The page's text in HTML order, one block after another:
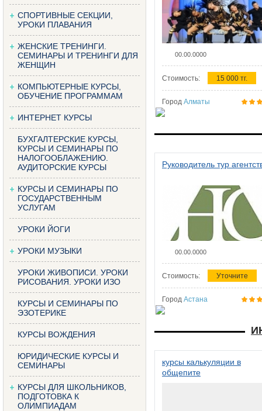
СПОРТИВНЫЕ СЕКЦИИ,
УРОКИ ПЛАВАНИЯ
ЖЕНСКИЕ ТРЕНИНГИ.
СЕМИНАРЫ И ТРЕНИНГИ ДЛЯ
ЖЕНЩИН
КОМПЬЮТЕРНЫЕ КУРСЫ,
ОБУЧЕНИЕ ПРОГРАММАМ
ИНТЕРНЕТ КУРСЫ
БУХГАЛТЕРСКИЕ КУРСЫ,
КУРСЫ И СЕМИНАРЫ ПО
НАЛОГООБЛАЖЕНИЮ.
АУДИТОРСКИЕ КУРСЫ
КУРСЫ И СЕМИНАРЫ ПО
ГОСУДАРСТВЕННЫМ
УСЛУГАМ
УРОКИ ЙОГИ
УРОКИ МУЗЫКИ
УРОКИ ЖИВОПИСИ. УРОКИ
РИСОВАНИЯ. УРОКИ ИЗО
КУРСЫ И СЕМИНАРЫ ПО
ЭЗОТЕРИКЕ
КУРСЫ ВОЖДЕНИЯ
ЮРИДИЧЕСКИЕ КУРСЫ И
СЕМИНАРЫ
КУРСЫ ДЛЯ ШКОЛЬНИКОВ,
ПОДГОТОВКА К
ОЛИМПИАДАМ
00.00.0000
Стоимость: 15 000 тг.
Город Алматы
Руководитель тур
00.00.0000
Стоимость: Уточните
Город Астана
курсы калькуляции в
общепите